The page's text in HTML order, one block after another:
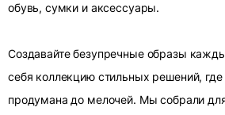
обувь, сумки и аксессуары.
Создавайте безупречные образы
себя коллекцию стильных решений,
продумана до мелочей. Мы собрали